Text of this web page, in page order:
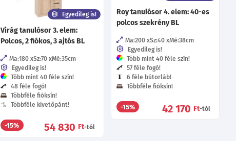
Roy tanulósor 4. elem: 40-es
polcos szekrény BL
Ma:200 Sz:40 Mé:38cm
Egyedileg is!
Több mint 40 féle szín!
57 féle fogó!
6 féle bútorláb!
Többféle fióksín!
-15% 42 170 Ft-tól
Egyedileg is!
Virág tanulósor 3. elem:
Polcos, 2 fiókos, 3 ajtós BL
Ma:180 Sz:70 Mé:35cm
Egyedileg is!
Több mint 40 féle szín!
48 féle fogó!
Többféle fióksín!
Többféle kivetőpánt!
-15% 54 830 Ft-tól